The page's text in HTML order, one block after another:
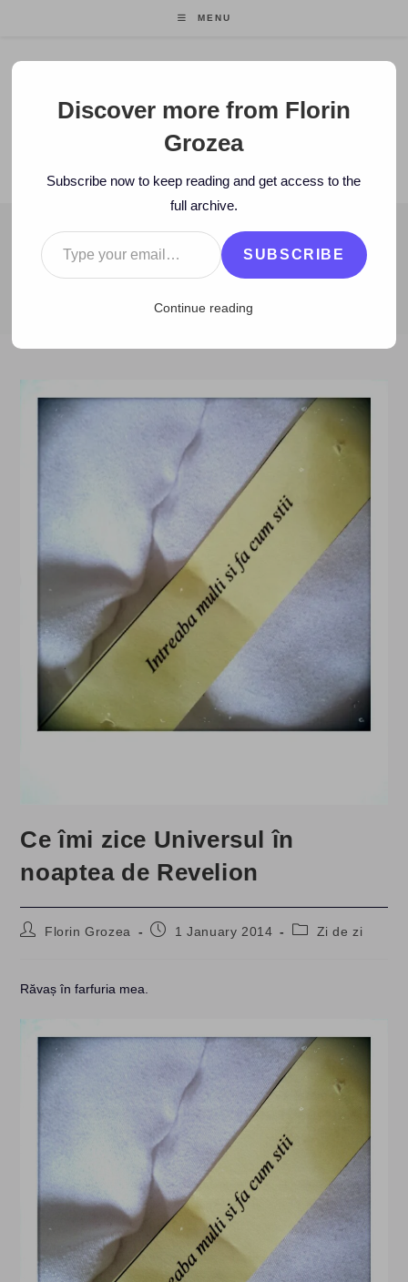
MENU
Florin Grozea
ENTREPRENEUR. FOUNDER/CEO MOCAPP.
BLOG
2014 > January > 1 > Zi de zi Ce îmi zice Universul în
Ce îmi zice Universul în
noaptea de Revelion
PostFlorin Grozea
Post1 January 2014
PostZi de zi
Răvaș în farfuria mea.
Discover more from Florin
Grozea
Subscribe now to keep reading and get access to the
full archive.
Type your email…
SUBSCRIBE
Continue reading